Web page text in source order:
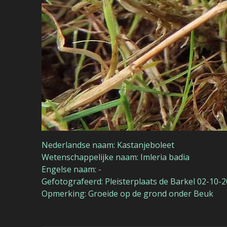
Nederlandse naam: Kastanjeboleet
Wetenschappelijke naam: Imleria badia
Engelse naam: -
Gefotografeerd: Pleisterplaats de Barkel 02-10-
Opmerking: Groeide op de grond onder Beuk